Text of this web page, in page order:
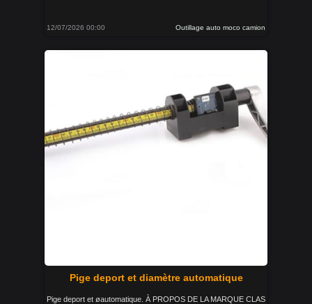
12/07/2026 00:00 Outillage auto moco camion
Pige deport et diamètre automatique
Pige deport et øautomatique. À PROPOS DE LA MARQUE CLAS